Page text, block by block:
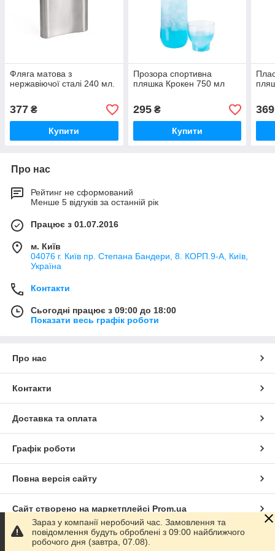
Фляга матова з
нержавіючої сталі 240 мл.
377 ₴
Купити
Прозора спортивна
пляшка Крокен 750 мл
295₴
Купити
369
Про нас
Рейтинг не сформований
Менше 5 відгуків за останній рік
Працює з 01.07.2016
м. Київ
04076 г. Київ пр. Степана Бандери, 8. КОРП.9-А, Київ,
Україна
Контакти
Сьогодні працює з 09:00 до 18:00
Показати весь графік роботи
Про нас
Контакти
Доставка та оплата
Графік роботи
Повна версія сайту
Сайт створено на маркетплейсі Prom.ua
Політика конфіденційності
Зараз у компанії неробочий час. Замовлення та
повідомлення будуть оброблені з 09:00 найближчого
робочого дня (завтра, 07.08).